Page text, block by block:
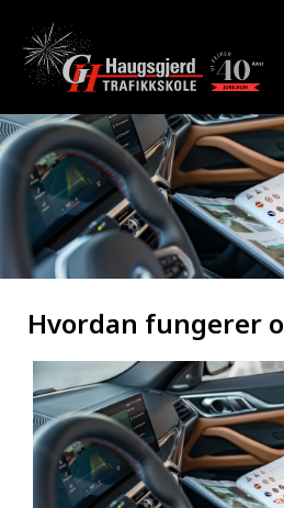
Hvordan fungerer